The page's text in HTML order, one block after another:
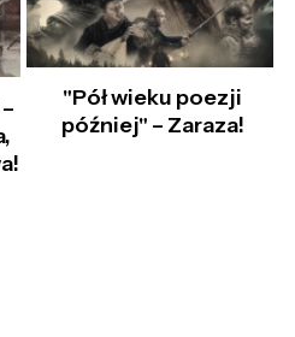
"Pół wieku poezji
później" – Zaraza!